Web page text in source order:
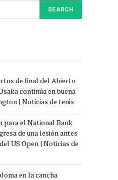
de final del Abierto
continúa en buena
| Noticias de tenis
para el National Bank
de una lesión antes
US Open | Noticias de
en la cancha